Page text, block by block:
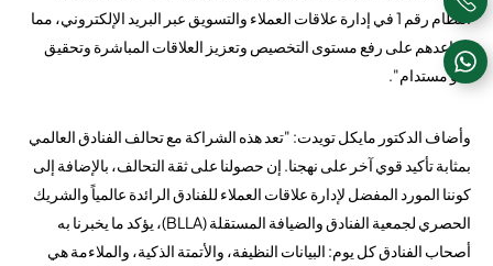
النظام رقم 1 في إدارة علاقات العملاء والتسويق عبر البريد الإلكتروني، مما
يساعدهم على رفع مستوى التخصيص وتعزيز العلاقات المباشرة وتحقيق
نمو مستدام".
وأضاف الدكتور مايكل تويدت: "تعد هذه الشراكة مع تحالف الفنادق العالمي
بمثابة تأكيد قوي آخر على نهجنا. إن حصولنا على ثقة التحالف، بالإضافة إلى
كوننا المورد المفضل لإدارة علاقات العملاء للفنادق الرائدة عالمياً والشريك
الحصري لجمعية الفنادق والضيافة المستقلة (BLLA)، يؤكد ما يخبرنا به
أصحاب الفنادق كل يوم: البيانات النظيفة، والأتمتة الذكية، والملاءمة هي